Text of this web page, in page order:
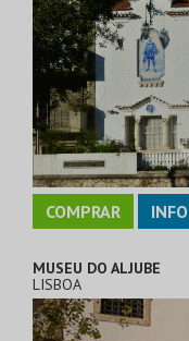
COMPRAR INFO
MUSEU DO ALJUBE
LISBOA